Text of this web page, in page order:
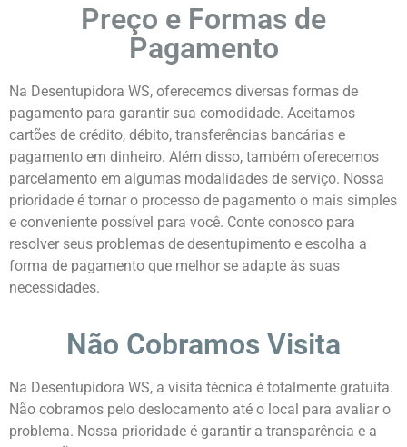
Preço e Formas de
Pagamento
Na Desentupidora WS, oferecemos diversas formas de
pagamento para garantir sua comodidade. Aceitamos
cartões de crédito, débito, transferências bancárias e
pagamento em dinheiro. Além disso, também oferecemos
parcelamento em algumas modalidades de serviço. Nossa
prioridade é tornar o processo de pagamento o mais simples
e conveniente possível para você. Conte conosco para
resolver seus problemas de desentupimento e escolha a
forma de pagamento que melhor se adapte às suas
necessidades.
Não Cobramos Visita
Na Desentupidora WS, a visita técnica é totalmente gratuita.
Não cobramos pelo deslocamento até o local para avaliar o
problema. Nossa prioridade é garantir a transparência e a